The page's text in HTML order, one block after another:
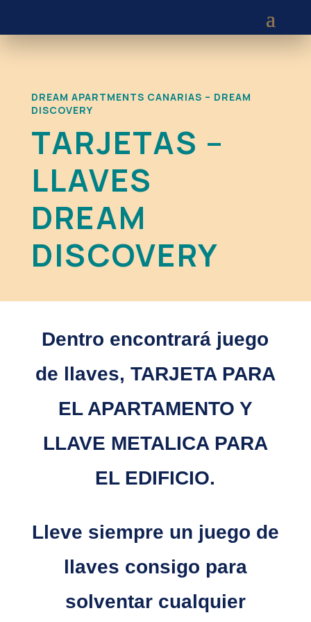
DREAM APARTMENTS CANARIAS – DREAM
DISCOVERY
TARJETAS –
LLAVES
DREAM
DISCOVERY
Dentro encontrará juego
de llaves, TARJETA PARA
EL APARTAMENTO Y
LLAVE METALICA PARA
EL EDIFICIO.
Lleve siempre un juego de
llaves consigo para
solventar cualquier